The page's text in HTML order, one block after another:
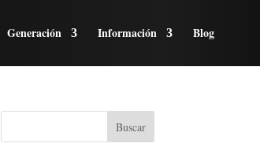
Generación Información Blog